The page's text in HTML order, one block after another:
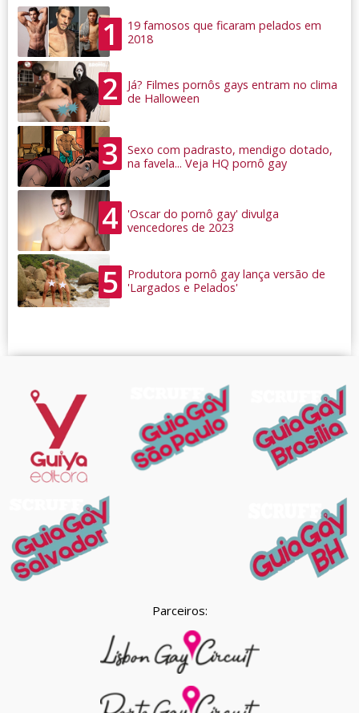
1
19 famosos que ficaram pelados em
2018
2
Já? Filmes pornôs gays entram no clima
de Halloween
3
Sexo com padrasto, mendigo dotado,
na favela... Veja HQ pornô gay
4
'Oscar do pornô gay' divulga
vencedores de 2023
5
Produtora pornô gay lança versão de
'Largados e Pelados'
Parceiros: